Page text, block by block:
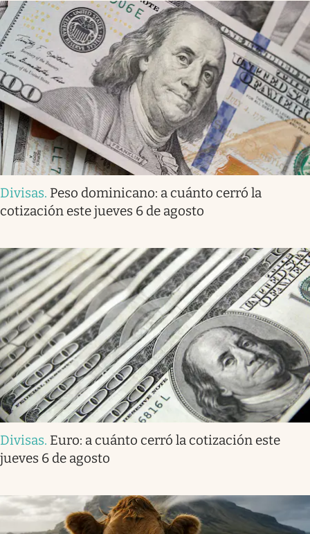
Divisas. Peso dominicano: a cuánto cerró la
cotización este jueves 6 de agosto
Divisas. Euro: a cuánto cerró la cotización este
jueves 6 de agosto